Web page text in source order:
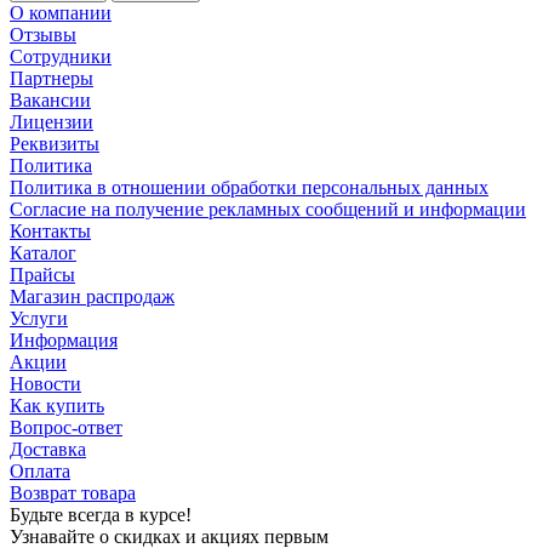
О компании
Отзывы
Сотрудники
Партнеры
Вакансии
Лицензии
Реквизиты
Политика
Политика в отношении обработки персональных данных
Согласие на получение рекламных сообщений и информации
Контакты
Каталог
Прайсы
Магазин распродаж
Услуги
Информация
Акции
Новости
Как купить
Вопрос-ответ
Доставка
Оплата
Возврат товара
Будьте всегда в курсе!
Узнавайте о скидках и акциях первым